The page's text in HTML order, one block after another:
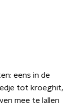
eens in de
tot kroeghit,
mee te lallen